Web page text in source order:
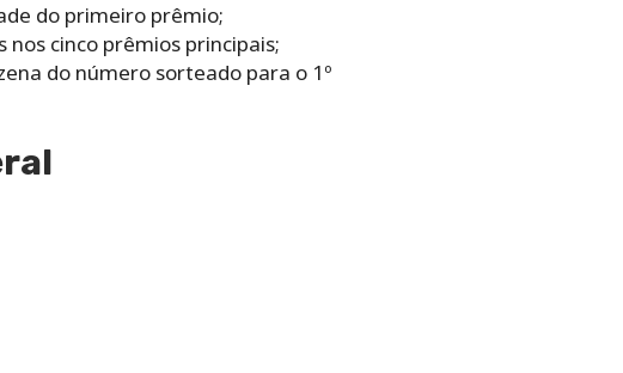
do primeiro prêmio;
cinco prêmios principais;
do número sorteado para o 1º